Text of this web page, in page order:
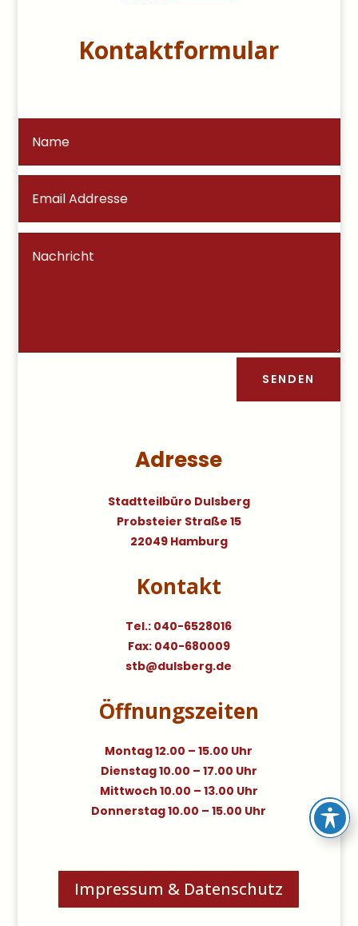
Kontaktformular
SENDEN
Adresse
Stadtteilbüro Dulsberg
Probsteier Straße 15
22049 Hamburg
Kontakt
Tel.: 040-6528016
Fax: 040-680009
stb@dulsberg.de
Öffnungszeiten
Montag 12.00 – 15.00 Uhr
Dienstag 10.00 – 17.00 Uhr
Mittwoch 10.00 – 13.00 Uhr
Donnerstag 10.00 – 15.00 Uhr
Impressum & Datenschutz